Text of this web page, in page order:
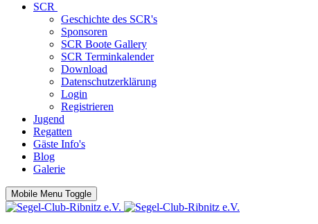
SCR
Geschichte des SCR's
Sponsoren
SCR Boote Gallery
SCR Terminkalender
Download
Datenschutzerklärung
Login
Registrieren
Jugend
Regatten
Gäste Info's
Blog
Galerie
Mobile Menu Toggle